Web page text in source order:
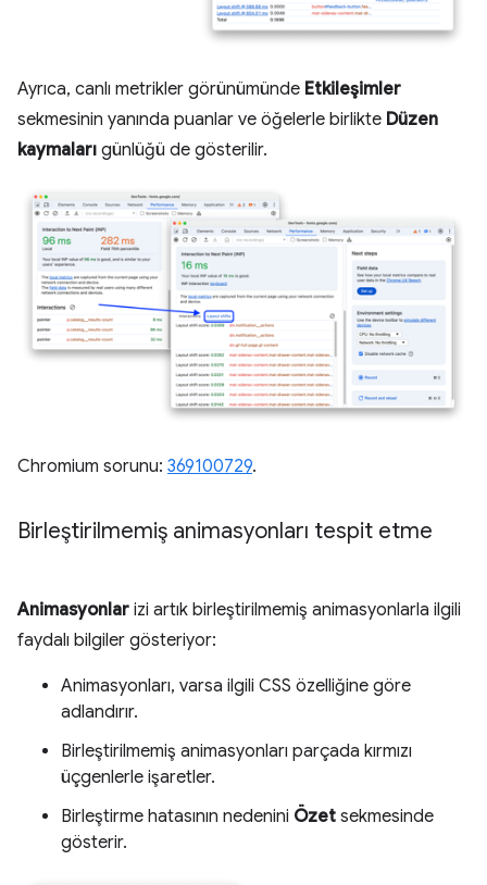
Ayrıca, canlı metrikler görünümünde Etkileşimler
sekmesinin yanında puanlar ve öğelerle birlikte Düzen
kaymaları günlüğü de gösterilir.
Chromium sorunu: 369100729.
Birleştirilmemiş animasyonları tespit etme
Animasyonlar izi artık birleştirilmemiş animasyonlarla ilgili
faydalı bilgiler gösteriyor:
Animasyonları, varsa ilgili CSS özelliğine göre
adlandırır.
Birleştirilmemiş animasyonları parçada kırmızı
üçgenlerle işaretler.
Birleştirme hatasının nedenini Özet sekmesinde
gösterir.